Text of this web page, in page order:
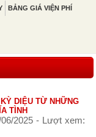
BẢNG GIÁ VIỆN PHÍ
DIỆU TỪ NHỮNG
TÌNH
2025 - Lượt xem: